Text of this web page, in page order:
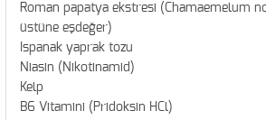
Roman papatya ekstresi (Chamaemelum
üstüne eşdeğer)
Ispanak yaprak tozu
Niasin (Nikotinamid)
Kelp
B6 Vitamini (Pridoksin HCl)